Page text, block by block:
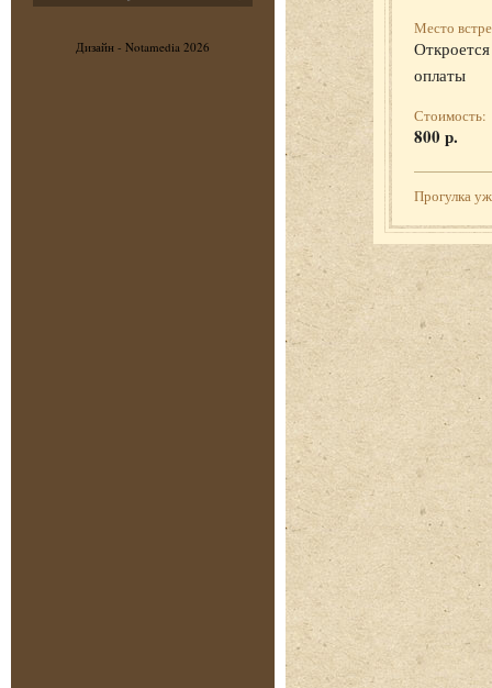
Дизайн - Notamedia 2026
Место
оплаты
Стоимость:
800 р.
Прогулка